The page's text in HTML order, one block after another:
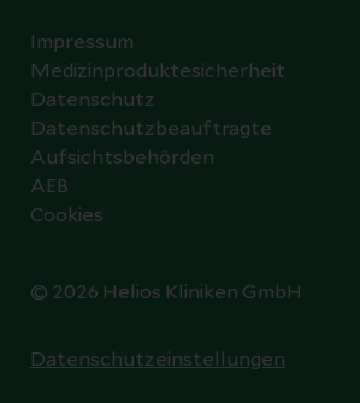
© 2026 Helios Kliniken GmbH
Impressum
Medizinproduktesicherheit
Datenschutz
Datenschutzbeauftragte
Aufsichtsbehörden
AEB
Cookies
Datenschutzeinstellungen